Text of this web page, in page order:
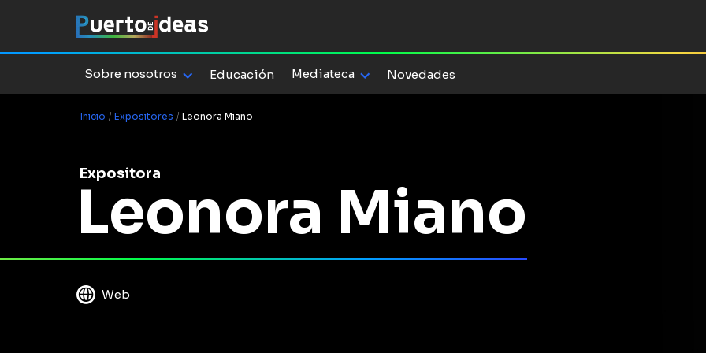
Sobre nosotros Educación Mediateca Novedades
Inicio / Expositores / Leonora Miano
Expositora
Leonora Miano
Web